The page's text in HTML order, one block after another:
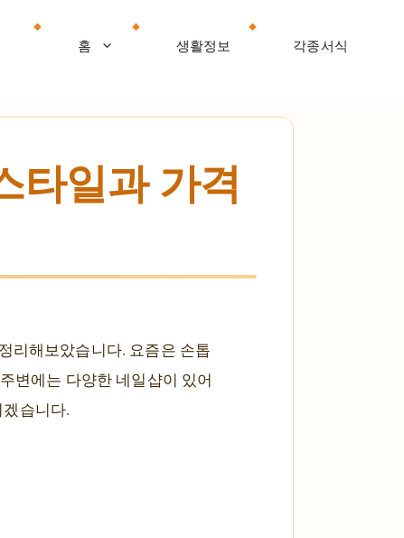
홈 생활정보 각종서식
타일과 가격
리해보았습니다. 요즘은 손톱
변에는 다양한 네일샵이 있어
습니다.